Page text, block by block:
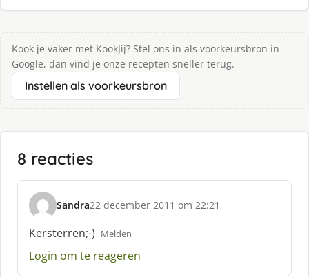
Kook je vaker met KookJij? Stel ons in als voorkeursbron in
Google, dan vind je onze recepten sneller terug.
Instellen als voorkeursbron
8 reacties
Sandra
s
c
h
r
22 december 2011 om 22:21
Kersterren;-) Melden
Login om te reageren